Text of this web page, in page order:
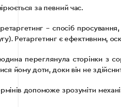
за певний час.
– спосіб
Ретаргетинг є ефективним,
переглянула сторінки з
йому доти, доки він не
допоможе зрозуміти